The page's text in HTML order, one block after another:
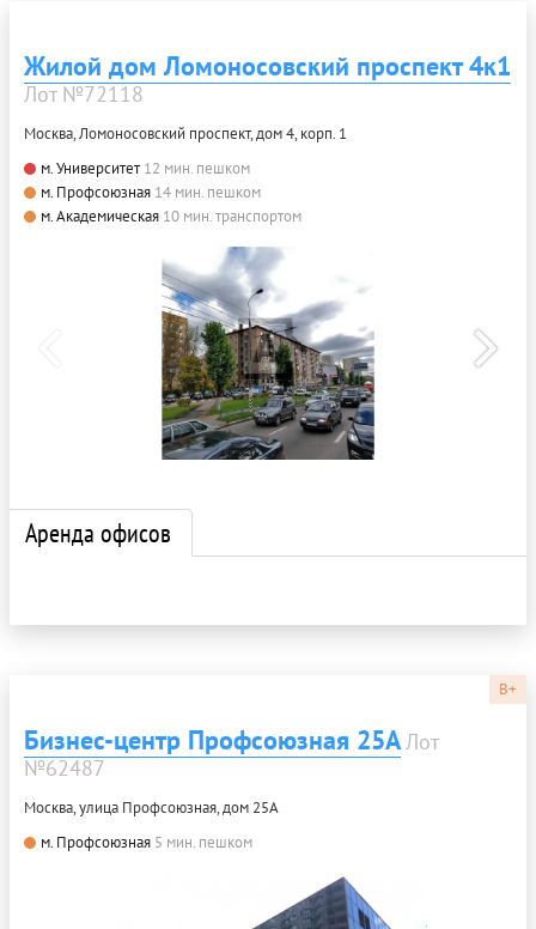
Жилой дом Ломоносовский проспект 4к1
Лот №72118
Москва, Ломоносовский проспект, дом 4, корп. 1
м. Университет 12 мин. пешком
м. Профсоюзная 14 мин. пешком
м. Академическая 10 мин. транспортом
Аренда офисов
B+
Бизнес-центр Профсоюзная 25АЛот
№62487
Москва, улица Профсоюзная, дом 25А
м. Профсоюзная 5 мин. пешком